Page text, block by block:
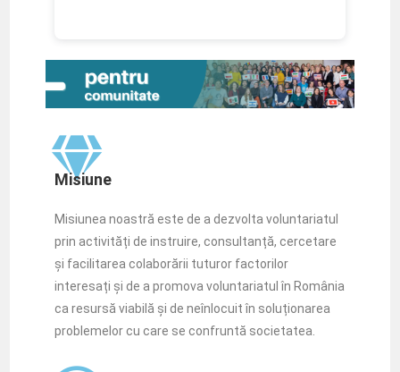
Misiune
Misiunea noastră este de a dezvolta voluntariatul
prin activități de instruire, consultanță, cercetare
și facilitarea colaborării tuturor factorilor
interesați și de a promova voluntariatul în România
ca resursă viabilă și de neînlocuit în soluționarea
problemelor cu care se confruntă societatea.